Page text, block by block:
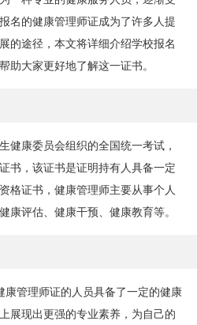
名的健康管理师证成为了许多人提
的途径，本文将详细介绍学校报名
助大家更好地了解这一证书。
健康委员会组织的全国统一考试，
书，该证书是证明持有人具备一定
格证书，健康管理师主要从事个人
康评估、健康干预、健康教育等。
康管理师证的人员具备了一定的健康
展现出更强的专业素养，为自己的